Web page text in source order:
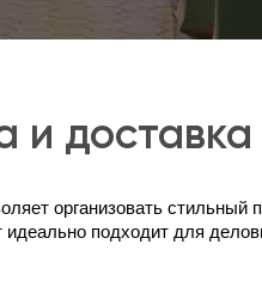
доставка
организовать стильный
подходит для